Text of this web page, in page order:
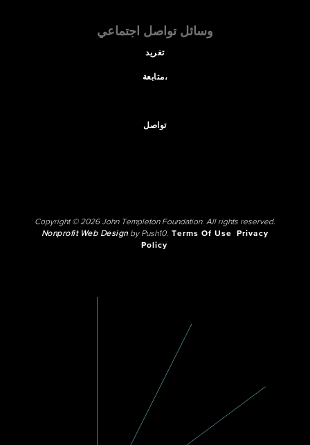
وسائل تواصل اجتماعي
تغريد
متابعة،
تواصل
Copyright © 2026 John Templeton Foundation. All rights reserved.
Nonprofit Web Designby Push10. Terms Of Use
Privacy
Policy